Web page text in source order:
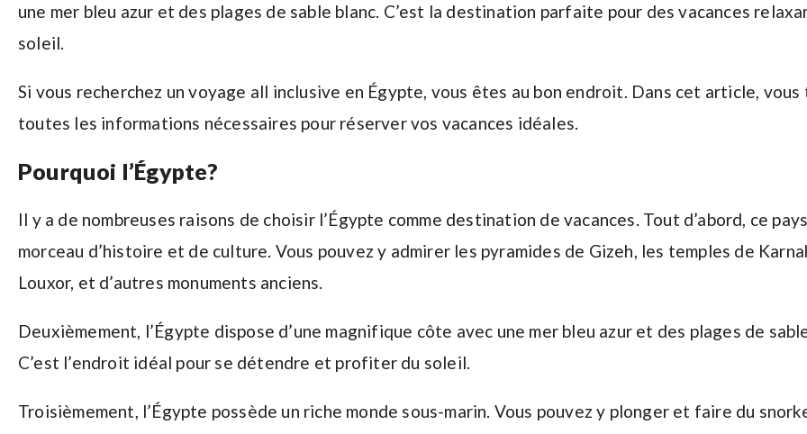
une mer bleu azur et des plages de sable blanc. C’est la destination parfaite pour des vacances
soleil.
Si vous recherchez un voyage all inclusive en Égypte, vous êtes au bon endroit. Dans cet article,
toutes les informations nécessaires pour réserver vos vacances idéales.
Pourquoi l’Égypte?
Il y a de nombreuses raisons de choisir l’Égypte comme destination de vacances. Tout d’abord, ce
morceau d’histoire et de culture. Vous pouvez y admirer les pyramides de Gizeh, les temples de
Louxor, et d’autres monuments anciens.
Deuxièmement, l’Égypte dispose d’une magnifique côte avec une mer bleu azur et des plages de
C’est l’endroit idéal pour se détendre et profiter du soleil.
Troisièmement, l’Égypte possède un riche monde sous-marin. Vous pouvez y plonger et faire du